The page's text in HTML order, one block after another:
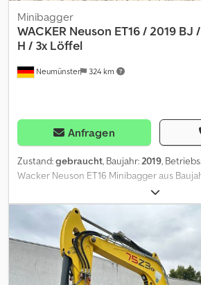
Neumünster 324 km
Minibagger
WACKER Neuson ET16 / 2019 BJ
H / 3x Löffel
Anfragen
Zustand:gebraucht, Baujahr:2019,
Wacker Neuson ET16 Minibagger aus
Betriebsstunden ! ----* Hersteller: Wacker
Ajczjck * Typ: ET16 * Baujahr: 2019 *
ca. 996 * Letzter Service bei ca. 900
ca. 1.715 Kg * Inkl. 3 x Löffel * Volle Kabine
Laufwerk * Video auf Anfrage * Preis:
MwSt. ---- Für weitere Fragen bitte
please call: Erik Kortum: Whats App ?Alle